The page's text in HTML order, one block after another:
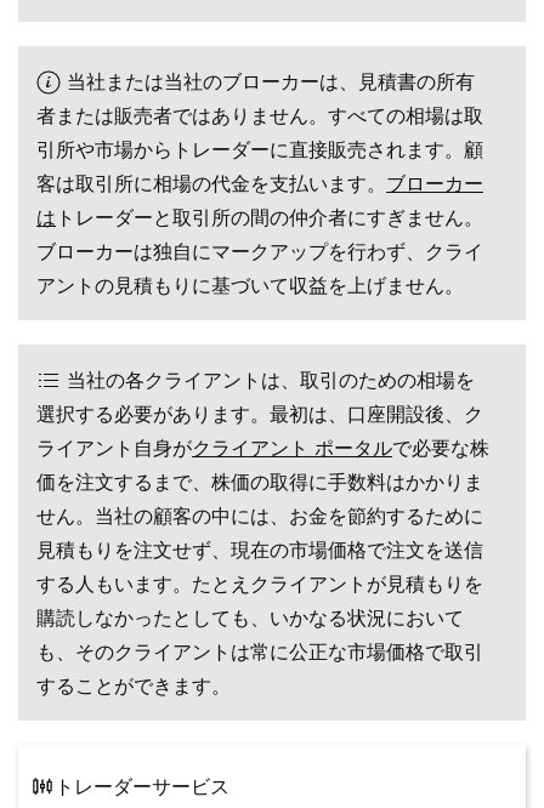
当社または当社のブローカーは、見積書の所有
者または販売者ではありません。すべての相場は取
引所や市場からトレーダーに直接販売されます。顧
客は取引所に相場の代金を支払います。 ブローカー
は トレーダーと取引所の間の仲介者にすぎません。
ブローカーは独自にマークアップを行わず、クライ
アントの見積もりに基づいて収益を上げません。
当社の各クライアントは、取引のための相場を
選択する必要があります。最初は、口座開設後、ク
ライアント自身がクライアント ポータルで必要な株
価を注文するまで、株価の取得に手数料はかかりま
せん。当社の顧客の中には、お金を節約するために
見積もりを注文せず、現在の市場価格で注文を送信
する人もいます。たとえクライアントが見積もりを
購読しなかったとしても、いかなる状況において
も、そのクライアントは常に公正な市場価格で取引
することができます。
トレーダーサービス